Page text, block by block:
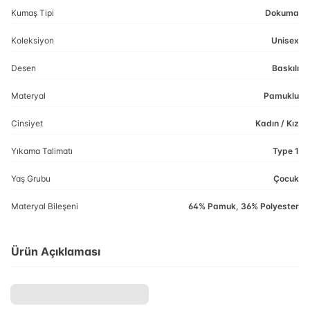
Kumaş Tipi Dokuma
Koleksiyon Unisex
Desen Baskılı
Materyal Pamuklu
Cinsiyet Kadın / Kız
Yıkama Talimatı Type 1
Yaş Grubu Çocuk
Materyal Bileşeni 64% Pamuk, 36% Polyester
Ürün Açıklaması